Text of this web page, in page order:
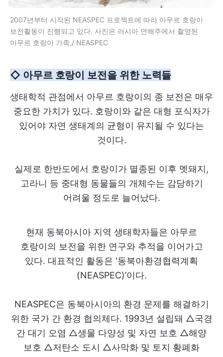
2007년부터 시작된 NEASPEC 프로젝트에 따라 아무르 호랑이
보전활동이 진행되고 있다. 사진은 러시아 연해주에서 촬영된
아무르 호랑이 가족,/ NEASPEC
◇ 아무르 호랑이 보전을 위한 노력들
생태학적 관점에서 아무르 호랑이의 종 보전은 매우
중요한 가치가 있다. 호랑이와 같은 대형 포식자가
있어야 자연 생태계의 균형이 유지될 수 있다는
것이다.
실제로 한반도에서 호랑이가 멸종된 이후 멧돼지,
고라니 등 중대형 동물들의 개체수는 감당하기
어려울 정도로 늘어났다.
현재 동북아시아 지역 생태학자들은 아무르
호랑이의 보전을 위한 연구와 추적을 이어가고
있다. 대표적인 활동은 ‘동북아환경협력계획
(NEASPEC)’이다.
NEASPEC은 동북아시아의 환경 문제를 해결하기
위한 국가 간 환경 협의체다. 1993년 설립돼 △국경
간 대기 오염 △생물 다양성 및 자연 보호 △해양
보호 △저탄소 도시 △사막화 및 토지 황폐화